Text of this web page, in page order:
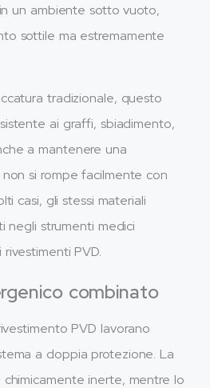
un ambiente sotto vuoto,
sottile ma estremamente
tradizionale, questo
ai graffi, sbiadimento,
a mantenere una
si rompe facilmente con
casi, gli stessi materiali
negli strumenti medici
PVD.
combinato
PVD lavorano
a doppia protezione. La
inerte, mentre lo